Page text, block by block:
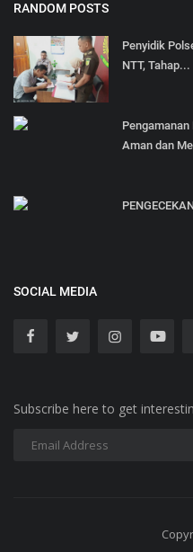
RANDOM POSTS
Penyidik
NTT, Tahap...
Aman dan
SOCIAL MEDIA
Subscribe here to get